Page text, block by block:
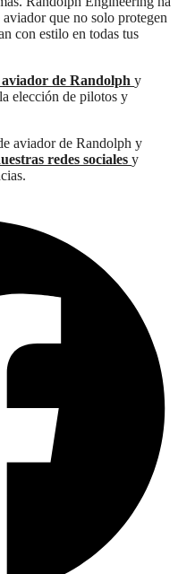
que no solo protegen
con estilo en todas tus
aviador de Randolph y
elección de pilotos y
aviador de Randolph y
redes sociales y